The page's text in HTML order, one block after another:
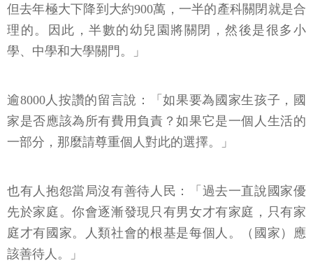
但去年極大下降到大約900萬，一半的產科關閉就是合
理的。因此，半數的幼兒園將關閉，然後是很多小
學、中學和大學關門。」
逾8000人按讚的留言說：「如果要為國家生孩子，國
家是否應該為所有費用負責？如果它是一個人生活的
一部分，那麼請尊重個人對此的選擇。」
也有人抱怨當局沒有善待人民：「過去一直說國家優
先於家庭。你會逐漸發現只有男女才有家庭，只有家
庭才有國家。人類社會的根基是每個人。（國家）應
該善待人。」